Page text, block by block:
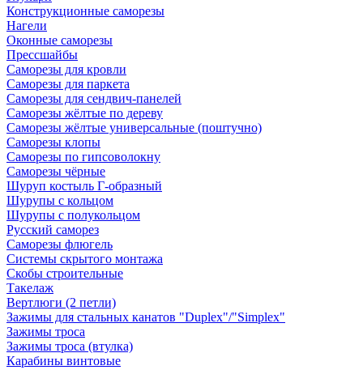
Конструкционные саморезы
Нагели
Оконные саморезы
Прессшайбы
Саморезы для кровли
Саморезы для паркета
Саморезы для сендвич-панелей
Саморезы жёлтые по дереву
Саморезы жёлтые универсальные (поштучно)
Саморезы клопы
Саморезы по гипсоволокну
Саморезы чёрные
Шуруп костыль Г-образный
Шурупы с кольцом
Шурупы с полукольцом
Русский саморез
Саморезы флюгель
Системы скрытого монтажа
Скобы строительные
Такелаж
Вертлюги (2 петли)
Зажимы для стальных канатов "Duplex"/"Simplex"
Зажимы троса
Зажимы троса (втулка)
Карабины винтовые